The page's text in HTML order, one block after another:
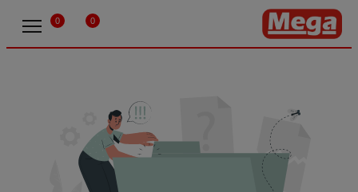
0
0